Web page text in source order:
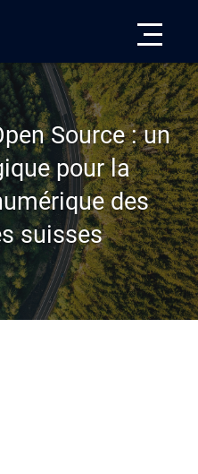
Source : un
pour la
des
suisses